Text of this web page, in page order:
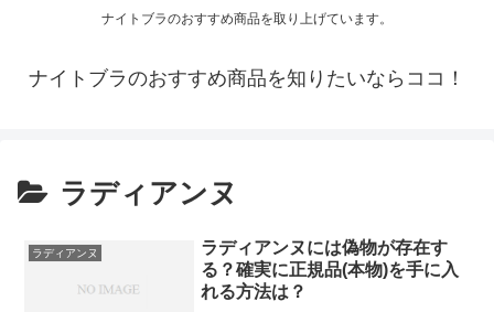
ナイトブラのおすすめ商品を取り上げています。
ナイトブラのおすすめ商品を知りたいならココ！
ラディアンヌ
ラディアンヌ
ラディアンヌには偽物が存在す
る？確実に正規品(本物)を手に入
れる方法は？